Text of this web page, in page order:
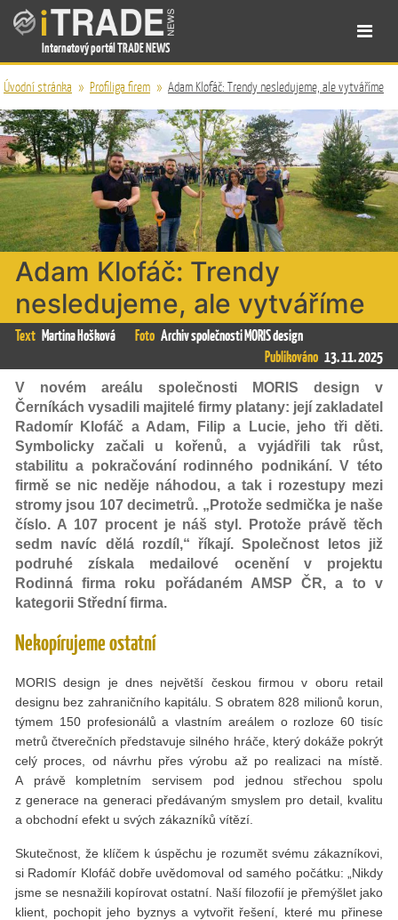
Internetový portál TRADE NEWS
Úvodní stránka » Profiliga firem » Adam Klofáč: Trendy nesledujeme, ale vytváříme
Adam Klofáč: Trendy
nesledujeme, ale vytváříme
Text Martina Hošková Foto Archiv společnosti MORIS design
Publikováno 13. 11. 2025
V novém areálu společnosti MORIS design v
Černíkách vysadili majitelé firmy platany: její zakladatel
Radomír Klofáč a Adam, Filip a Lucie, jeho tři děti.
Symbolicky začali u kořenů, a vyjádřili tak růst,
stabilitu a pokračování rodinného podnikání. V této
firmě se nic neděje náhodou, a tak i rozestupy mezi
stromy jsou 107 decimetrů. „Protože sedmička je naše
číslo. A 107 procent je náš styl. Protože právě těch
sedm navíc dělá rozdíl,“ říkají. Společnost letos již
podruhé získala medailové ocenění v projektu
Rodinná firma roku pořádaném AMSP ČR, a to v
kategorii Střední firma.
Nekopírujeme ostatní
MORIS design je dnes největší českou firmou v oboru retail
designu bez zahraničního kapitálu. S obratem 828 milionů korun,
týmem 150 profesionálů a vlastním areálem o rozloze 60 tisíc
metrů čtverečních představuje silného hráče, který dokáže pokrýt
celý proces, od návrhu přes výrobu až po realizaci na místě.
A právě kompletním servisem pod jednou střechou spolu
z generace na generaci předávaným smyslem pro detail, kvalitu
a obchodní efekt u svých zákazníků vítězí.
Skutečnost, že klíčem k úspěchu je rozumět svému zákazníkovi,
si Radomír Klofáč dobře uvědomoval od samého počátku: „Nikdy
jsme se nesnažili kopírovat ostatní. Naší filozofií je přemýšlet jako
klient, pochopit jeho byznys a vytvořit řešení, které mu přinese